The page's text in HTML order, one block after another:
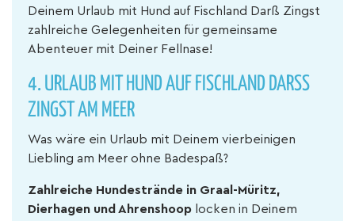
Deinem Urlaub mit Hund auf Fischland Darß Zingst
zahlreiche Gelegenheiten für gemeinsame
Abenteuer mit Deiner Fellnase!
4. URLAUB MIT HUND AUF FISCHLAND DARSS
ZINGST AM MEER
Was wäre ein Urlaub mit Deinem vierbeinigen
Liebling am Meer ohne Badespaß?
Zahlreiche Hundestrände in Graal-Müritz,
Dierhagen und Ahrenshoop locken in Deinem